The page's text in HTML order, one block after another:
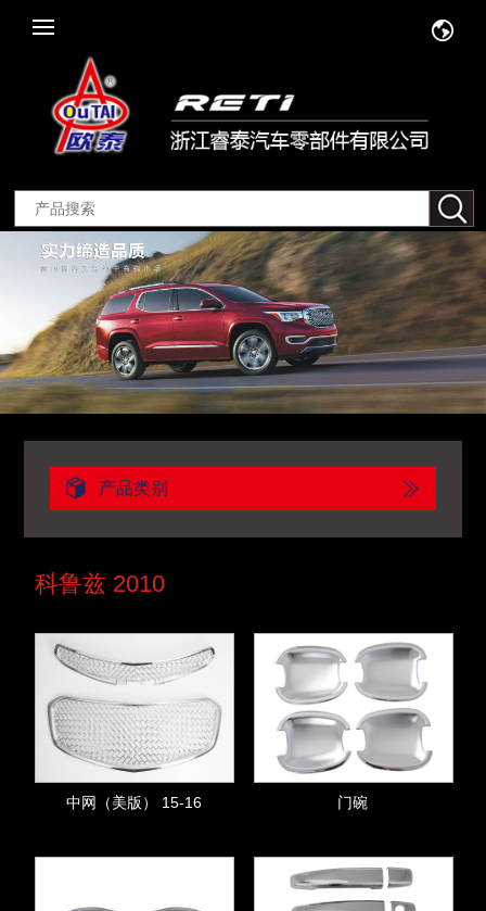
产品类别
科鲁兹 2010
中网（美版） 15-16 门碗